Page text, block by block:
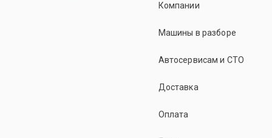
Компании
Машины в разборе
Автосервисам и СТО
Доставка
Оплата